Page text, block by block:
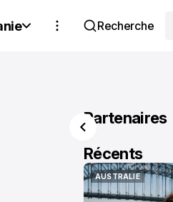
Recherche
Partenaires
Récents
AUSTRALIE
AUSTRALIE